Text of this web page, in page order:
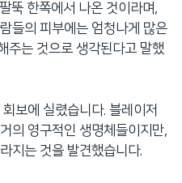
뚝 한쪽에서 나온 것이라며,
들의 피부에는 엄청나게 많은
주는 것으로 생각된다고 말했
보에 실렸습니다. 블레이저
의 영구적인 생명체들이지만,
지는 것을 발견했습니다.